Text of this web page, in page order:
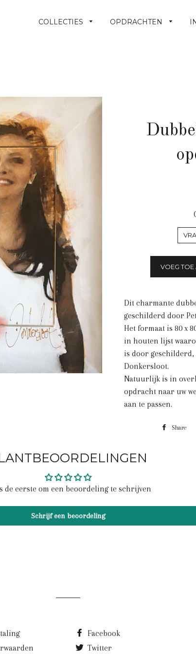
COLLECTIES OPDRACHTEN
VOEG TOE
Dit charmante
geschilderd door
Het formaat is 80 x
in houten lijst
is door
Donkersloot.
Natuurlijk is in
opdracht naar uw
aan te passen.
Share
de eerste om een beoordeling te schrijven
Schrijf een beoordeling
Facebook
Twitter